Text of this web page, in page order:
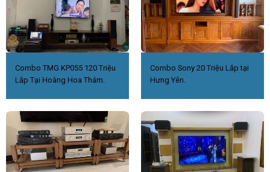
Combo TMG KP055 120 Triệu
Lắp Tại Hoàng Hoa Thám.
Combo Sony 20 Triệu Lắp tại
Hưng Yên.